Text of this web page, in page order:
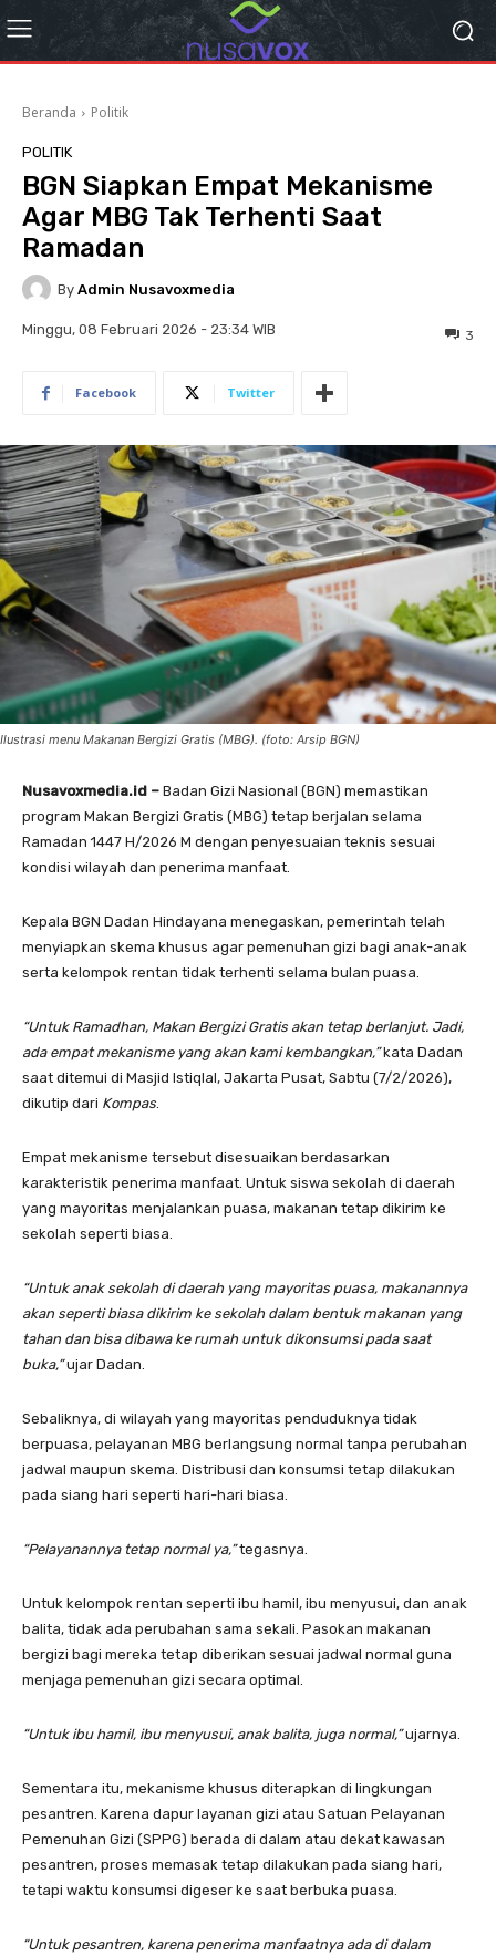
Beranda Politik
POLITIK
BGN Siapkan Empat Mekanisme
Agar MBG Tak Terhenti Saat
Ramadan
By Admin Nusavoxmedia
Minggu, 08 Februari 2026 - 23:34 WIB 3
Facebook Twitter
Ilustrasi menu Makanan Bergizi Gratis (MBG). (foto: Arsip BGN)
Nusavoxmedia.id – Badan Gizi Nasional (BGN) memastikan
program Makan Bergizi Gratis (MBG) tetap berjalan selama
Ramadan 1447 H/2026 M dengan penyesuaian teknis sesuai
kondisi wilayah dan penerima manfaat.
Kepala BGN Dadan Hindayana menegaskan, pemerintah telah
menyiapkan skema khusus agar pemenuhan gizi bagi anak-anak
serta kelompok rentan tidak terhenti selama bulan puasa.
“Untuk Ramadhan, Makan Bergizi Gratis akan tetap berlanjut. Jadi,
ada empat mekanisme yang akan kami kembangkan,”kata Dadan
saat ditemui di Masjid Istiqlal, Jakarta Pusat, Sabtu (7/2/2026),
dikutip dari Kompas
Empat mekanisme tersebut disesuaikan berdasarkan
karakteristik penerima manfaat. Untuk siswa sekolah di daerah
yang mayoritas menjalankan puasa, makanan tetap dikirim ke
sekolah seperti biasa.
“Untuk anak sekolah di daerah yang mayoritas puasa, makanannya
akan seperti biasa dikirim ke sekolah dalam bentuk makanan yang
tahan dan bisa dibawa ke rumah untuk dikonsumsi pada saat
buka,”ujar Dadan.
Sebaliknya, di wilayah yang mayoritas penduduknya tidak
berpuasa, pelayanan MBG berlangsung normal tanpa perubahan
jadwal maupun skema. Distribusi dan konsumsi tetap dilakukan
pada siang hari seperti hari-hari biasa.
“Pelayanannya tetap normal ya,”tegasnya.
Untuk kelompok rentan seperti ibu hamil, ibu menyusui, dan anak
balita, tidak ada perubahan sama sekali. Pasokan makanan
bergizi bagi mereka tetap diberikan sesuai jadwal normal guna
menjaga pemenuhan gizi secara optimal.
“Untuk ibu hamil, ibu menyusui, anak balita, juga normal,”ujarnya.
Sementara itu, mekanisme khusus diterapkan di lingkungan
pesantren. Karena dapur layanan gizi atau Satuan Pelayanan
Pemenuhan Gizi (SPPG) berada di dalam atau dekat kawasan
pesantren, proses memasak tetap dilakukan pada siang hari,
tetapi waktu konsumsi digeser ke saat berbuka puasa.
“Untuk pesantren, karena penerima manfaatnya ada di dalam